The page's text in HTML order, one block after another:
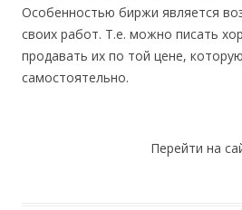
Особенностью биржи является
своих работ. Т.е. можно писать
продавать их по той цене,
самостоятельно.
Перейти на